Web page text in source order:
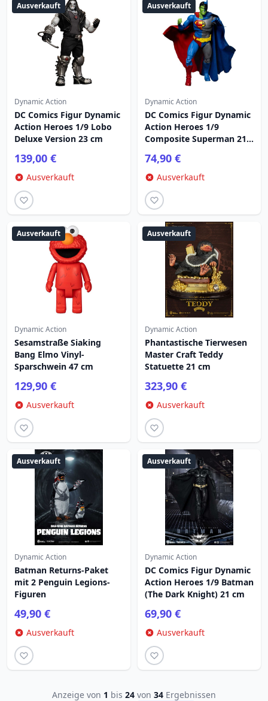
Ausverkauft
Dynamic Action
DC Comics Figur Dynamic
Action Heroes 1/9 Lobo
Deluxe Version 23 cm
139,00 €
Ausverkauft
Ausverkauft
Dynamic Action
DC Comics Figur Dynamic
Action Heroes 1/9
Composite Superman 21
74,90 €
Ausverkauft
Ausverkauft
Dynamic Action
Sesamstraße Siaking
Bang Elmo Vinyl-
Sparschwein 47 cm
129,90 €
Ausverkauft
Ausverkauft
Dynamic Action
Phantastische Tierwesen
Master Craft Teddy
Statuette 21 cm
323,90 €
Ausverkauft
Ausverkauft
Dynamic Action
Batman Returns-Paket
mit 2 Penguin Legions-
Figuren
49,90 €
Ausverkauft
Ausverkauft
Dynamic Action
DC Comics Figur Dynamic
Action Heroes 1/9 Batman
(The Dark Knight) 21 cm
69,90 €
Ausverkauft
Anzeige von 1 bis 24 von 34 Ergebnissen